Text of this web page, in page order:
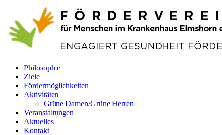
Philosophie
Ziele
Fördermöglichkeiten
Aktivitäten
Grüne Damen/Grüne Herren
Veranstaltungen
Aktuelles
Kontakt